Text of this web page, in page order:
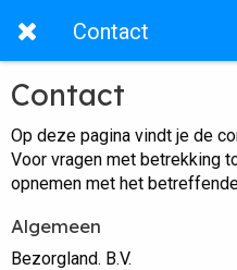
Contact
Contact
Op deze pagina vindt je de
Voor vragen met betrekking
opnemen met het
Algemeen
Bezorgland. B.V.